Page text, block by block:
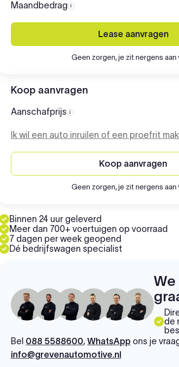
Maandbedrag Maandbedrag
Lease aanvragen
Geen zorgen, je zit nergens aan
Koop aanvragen
Aanschafprijs Aanschafprijs
Ik wil een auto inruilen of een proefrit
Koop aanvragen
Geen zorgen, je zit nergens aan
Binnen 24 uur geleverd
Meer dan 700+ voertuigen op voorraad
7 dagen per week geopend
Dé bedrijfswagen specialist
de
Bel 088 5588600, WhatsAppons je
info@grevenautomotive.nl